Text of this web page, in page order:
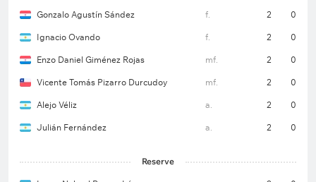
Gonzalo Agustín Sández f. 2 0
Ignacio Ovando f. 2 0
Enzo Daniel Giménez Rojas mf. 2 0
Vicente Tomás Pizarro Durcudoy mf. 2 0
Alejo Véliz a. 2 0
Julián Fernández a. 2 0
Reserve